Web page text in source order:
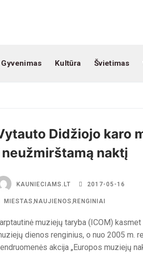
Kultūra Švietimas
Didžiojo karo
neužmirštamą naktį
KAUNIECIAMS.LT 2017-05-16
MIESTAS ,NAUJIENOS ,RENGINIAI
muziejų taryba (ICOM)
dienos renginius, o nuo 2005 m.
akcija „Europos muziejų